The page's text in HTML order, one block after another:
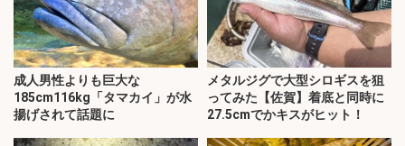
成人男性よりも巨大な
185cm116kg「タマカイ」が水
揚げされて話題に
メタルジグで大型シロギスを狙
ってみた【佐賀】着底と同時に
27.5cmでかキスがヒット！